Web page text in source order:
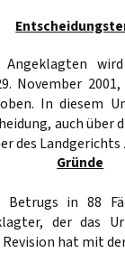
November
In diesem
auch
des Landgerichts
Gründe
Betrugs in 88
der das
hat mit